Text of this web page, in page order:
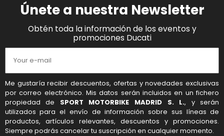
Únete a nuestra Newsletter
Obtén toda la información de los eventos y
promociones Ducati
Me gustaría recibir descuentos, ofertas y novedades exclusivas
por correo electrónico. Mis datos serán incluidos en un fichero
propiedad de SPORT MOTORBIKE MADRID S. L., y serán
utilizados para el envío de información sobre sus líneas de
productos, artículos relevantes, descuentos y promociones.
Siempre podrás cancelar tu suscripción en cualquier momento.